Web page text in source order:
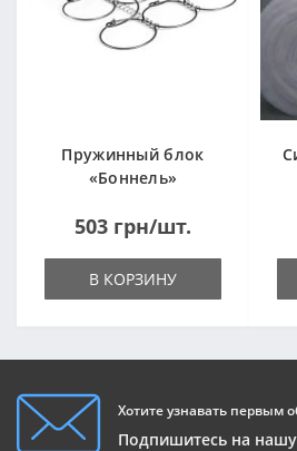
Пружинный блок
«Боннель»
503 грн/шт.
В КОРЗИНУ
Хотите узнавать первым
Подпишитесь на